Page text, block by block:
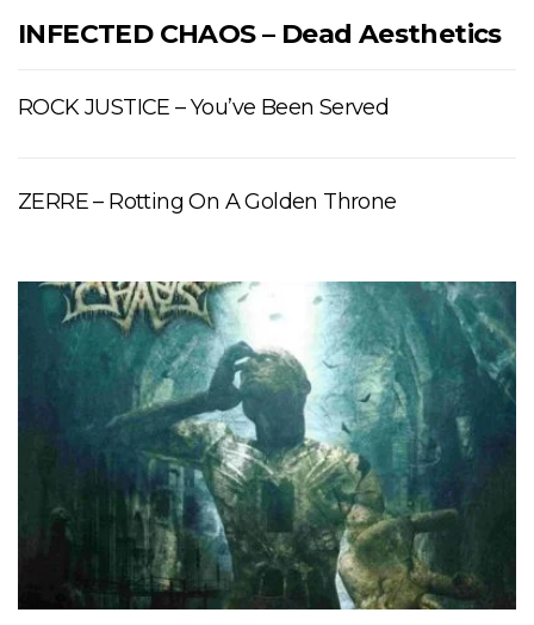
INFECTED CHAOS – Dead Aesthetics
ROCK JUSTICE – You’ve Been Served
ZERRE – Rotting On A Golden Throne